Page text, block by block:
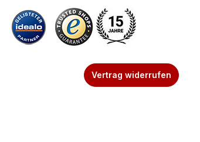
Vertrag widerrufen